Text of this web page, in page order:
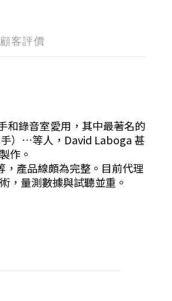
顧客評價
和錄音室愛用，其中最著名的
）…等人，David Laboga 甚
作。
產品線頗為完整。目前代理
，量測數據與試聽並重。